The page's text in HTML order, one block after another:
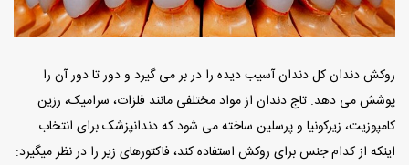
روکش دندان کل دندان آسیب دیده را در بر می‌ گیرد و دور تا دور آن را
پوشش می‌ دهد. تاج دندان از مواد مختلفی مانند فلزات، سرامیک، رزین
کامپوزیت، زیرکونیا و پرسلین ساخته می شود که دندانپزشک برای انتخاب
اینکه از کدام جنس برای روکش استفاده کند، فاکتورهای زیر را در نظر میگیرد: